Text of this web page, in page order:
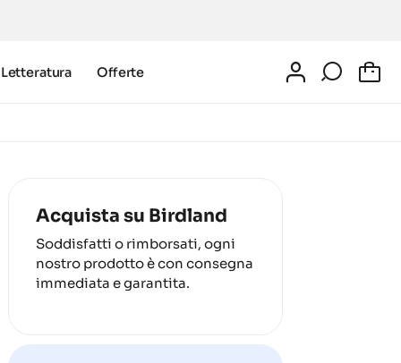
Letteratura Offerte
Acquista su Birdland
Soddisfatti o rimborsati, ogni
nostro prodotto è con consegna
immediata e garantita.